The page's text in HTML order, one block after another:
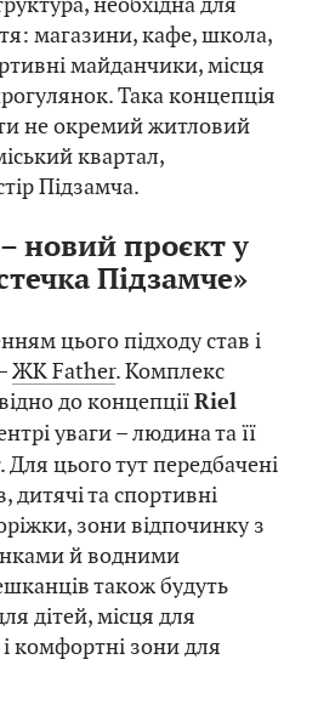
магазини, кафе, школа,
майданчики, місця
Така концепція
не окремий житловий
квартал,
Підзамча.
новий проєкт у
Підзамче»
цього підходу став і
ЖК Father. Комплекс
до концепціїRiel
уваги – людина та її
цього тут передбачені
дитячі та спортивні
зони відпочинку з
й водними
також будуть
дітей, місця для
і комфортні зони для